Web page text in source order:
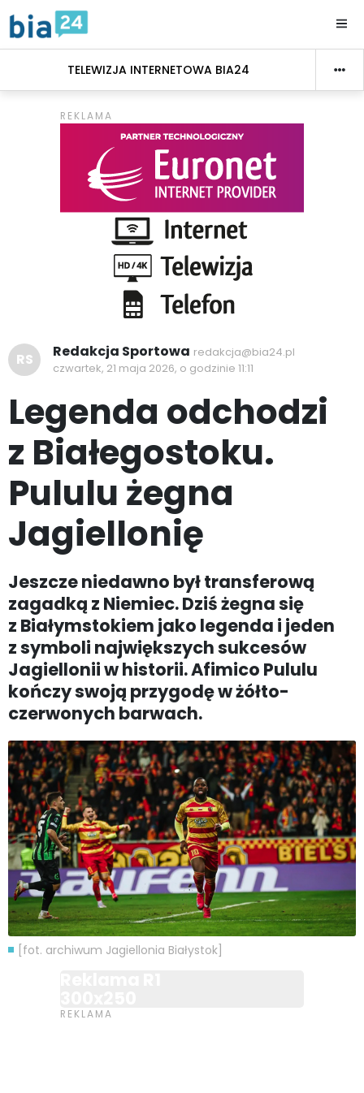
TELEWIZJA INTERNETOWA BIA24
RS Redakcja Sportowa redakcja@bia24.pl
czwartek, 21 maja 2026, o godzinie 11:11
Legenda odchodzi
z Białegostoku.
Pululu żegna
Jagiellonię
Jeszcze niedawno był transferową
zagadką z Niemiec. Dziś żegna się
z Białymstokiem jako legenda i jeden
z symboli największych sukcesów
Jagiellonii w historii. Afimico Pululu
kończy swoją przygodę w żółto-
czerwonych barwach.
[fot. archiwum Jagiellonia Białystok]